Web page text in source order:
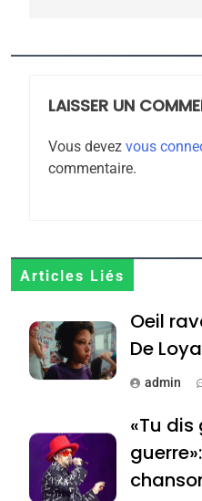
LAISSER UN
Vous devez vous
commentaire.
Articles Liés
Oeil
De
admin
«Tu
FRANCE
6
7
JUDAISME
du